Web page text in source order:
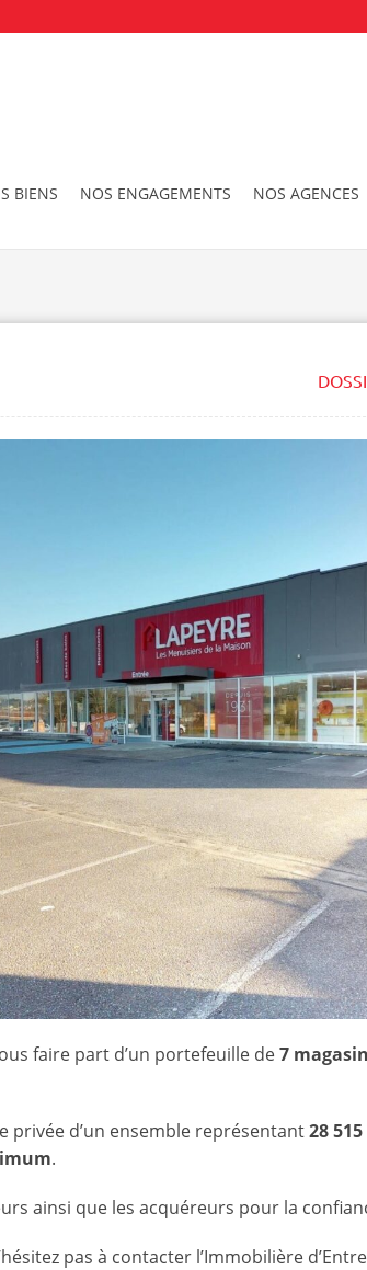
BIENS NOS ENGAGEMENTS NOS AGENCES
faire part d’un portefeuille de7
privée d’un ensemble représentant28 515
.
ainsi que les acquéreurs pour la
pas à contacter l’Immobilière